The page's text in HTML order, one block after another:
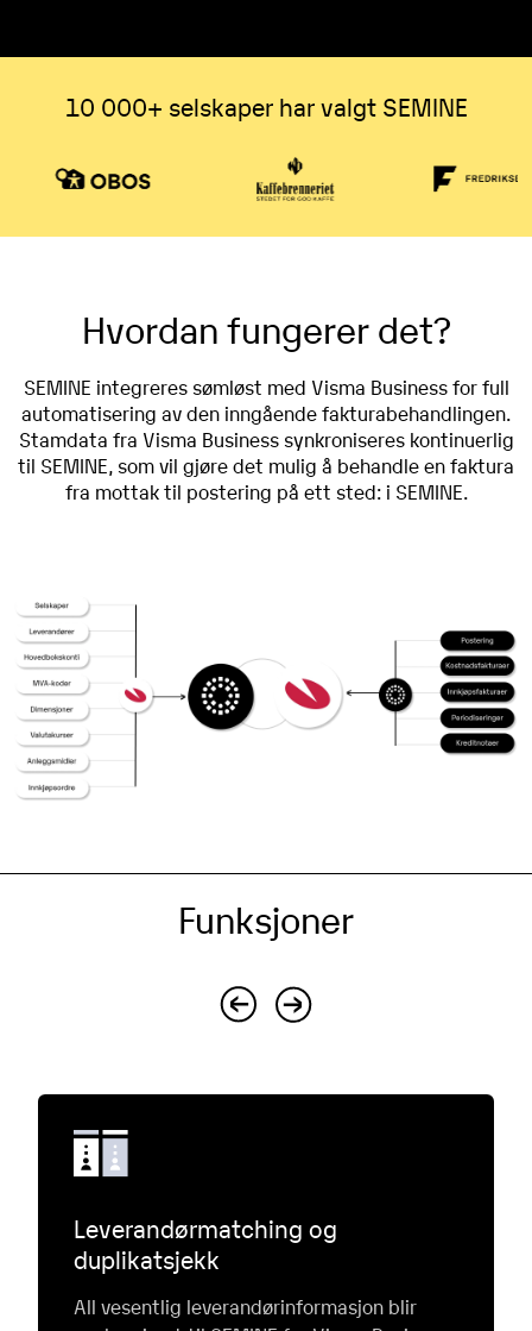
10 000+ selskaper har valgt SEMINE
Hvordan fungerer det?
SEMINE integreres sømløst med Visma Business for full
automatisering av den inngående fakturabehandlingen.
Stamdata fra Visma Business synkroniseres kontinuerlig
til SEMINE, som vil gjøre det mulig å behandle en faktura
fra mottak til postering på ett sted: i SEMINE.
Funksjoner
Leverandørmatching og
duplikatsjekk
All vesentlig leverandørinformasjon blir